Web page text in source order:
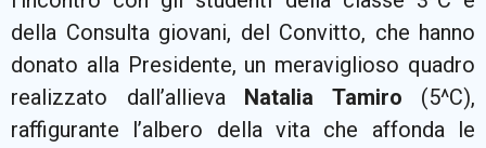
della Consulta giovani, del Convitto, che hanno
donato alla Presidente, un meraviglioso quadro
realizzato dall’allieva Natalia Tamiro (5^C),
raffigurante l’albero della vita che affonda le